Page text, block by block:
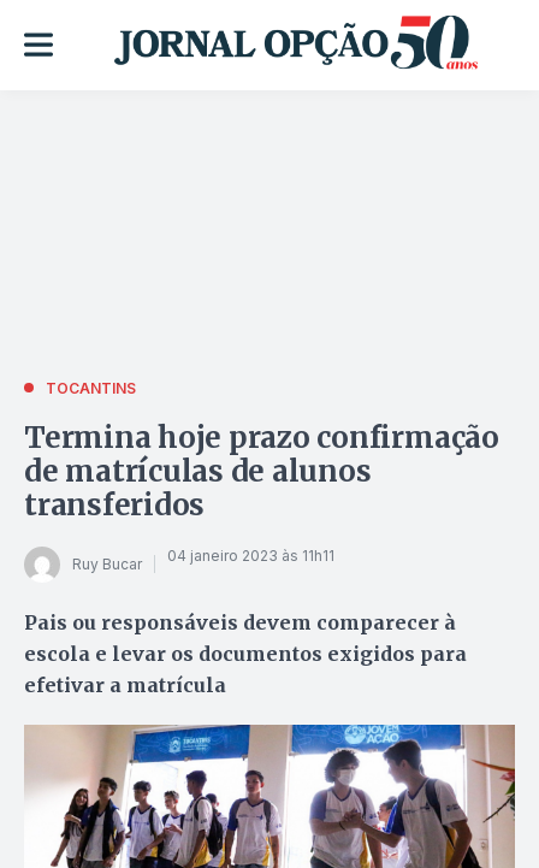
TOCANTINS
Termina hoje prazo confirmação
de matrículas de alunos
transferidos
Ruy Bucar 04 janeiro 2023 às 11h11
Pais ou responsáveis devem comparecer à
escola e levar os documentos exigidos para
efetivar a matrícula